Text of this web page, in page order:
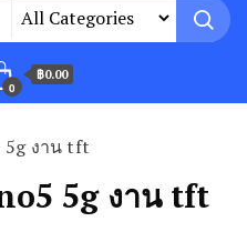
0
฿0.00
5g งาน tft
5g งาน tft